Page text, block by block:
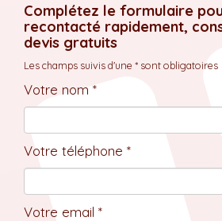
Complétez le formulaire
recontacté rapidement,
devis gratuits
Les champs suivis d'une * sont obligatoires
Votre nom *
Votre téléphone *
Votre email *